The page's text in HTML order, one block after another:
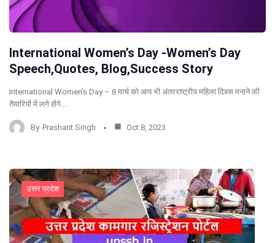
International Women’s Day -Women’s Day
Speech,Quotes, Blog,Success Story
International Women’s Day – 8 मार्च को आप भी अंतरराष्ट्रीय महिला दिवस मनाने की
तैयारियों में लगे होंगे.…
By Prashant Singh Oct 8, 2023
उत्तर प्रदेश